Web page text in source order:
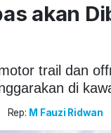
akan
trail dan
di
Rep: M Fauzi Ridwan